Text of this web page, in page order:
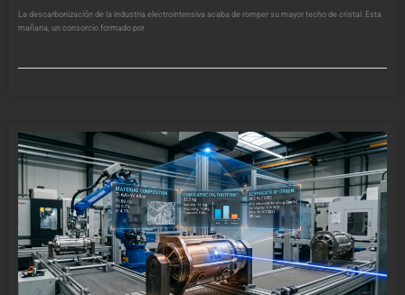
La descarbonización de la industria electrointensiva acaba de romper su mayor techo de cristal. Esta
mañana, un consorcio formado por